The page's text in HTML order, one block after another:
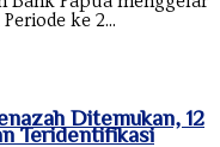
ke 2...
Ditemukan, 12
Teridentifikasi